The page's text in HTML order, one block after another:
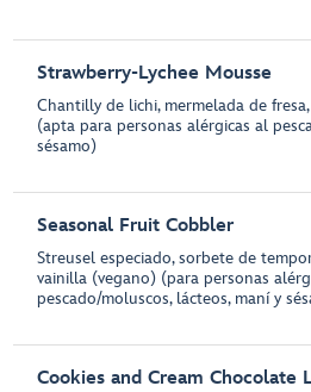
Strawberry-Lychee Mousse
Chantilly de lichi, mermelada de
(apta para personas alérgicas al
sésamo)
Seasonal Fruit Cobbler
Streusel especiado, sorbete de
vainilla (vegano) (para personas
pescado/moluscos, lácteos, maní y
Cookies and Cream Chocolate